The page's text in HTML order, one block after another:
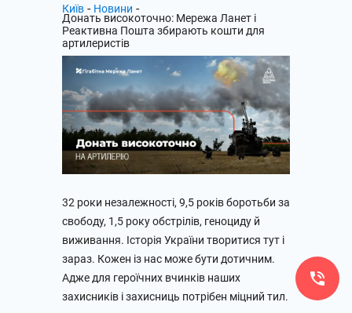
Київ - Новини -
Донать високоточно: Мережа Ланет і
Реактивна Пошта збирають кошти для
артилеристів
32 роки незалежності, 9,5 років боротьби за
свободу, 1,5 року обстрілів, геноциду й
виживання. Історія України творитися тут і
зараз. Кожен із нас може бути дотичним.
Адже для героїчних вчинків наших
захисників і захисниць потрібен міцний тил.